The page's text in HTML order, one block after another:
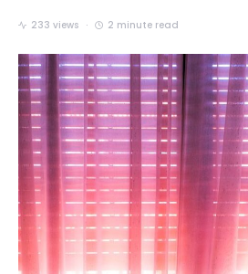
233 views 2 minute read